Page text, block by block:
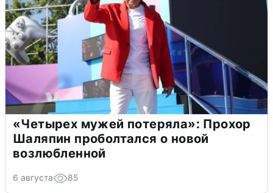
«Четырех мужей потеряла»: Прохор
Шаляпин проболтался о новой
возлюбленной
6 августа 85